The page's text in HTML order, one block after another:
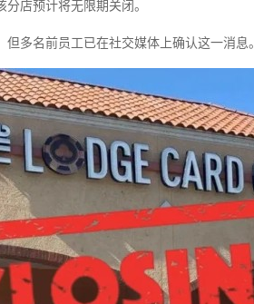
店预计将无限期关闭。
多名前员工已在社交媒体上确认这一消息。